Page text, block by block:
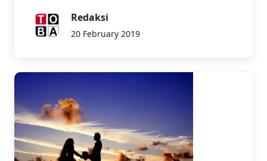
Redaksi
20 February 2019